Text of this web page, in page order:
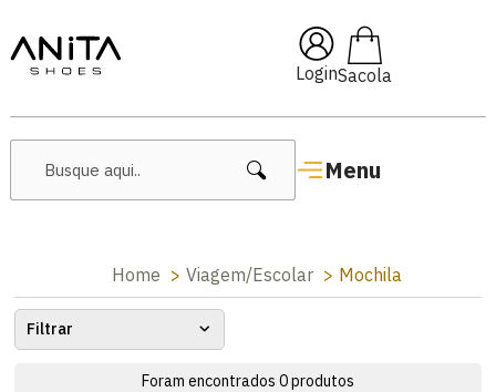
Login
Menu
🔥 Lançamentos Femininos
Home Viagem/Escolar Mochila
Filtrar
Foram encontrados 0produtos